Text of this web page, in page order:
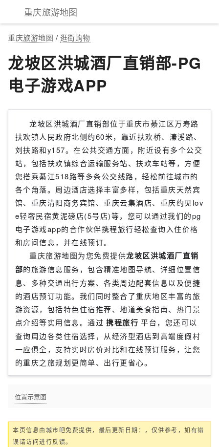
重庆旅游地图
重庆旅游地图 / 逛街购物
龙坡区洪城酒厂直销部-PG
电子游戏APP
龙坡区洪城酒厂直销部位于重庆市綦江区万寿路
扶欢镇人民政府北侧约60米，靠近扶欢桥、溱溪路、
刘扶路和y157。在公共交通方面，附近设有多个公交
站，包括扶欢镇综合运输服务站、扶欢车站等，方便
您搭乘綦江518路等多条公交线路，轻松前往城市的
各个角落。周边酒店选择丰富多样，包括重庆天然宾
馆、重庆清阳商务宾馆、重庆云集酒店、重庆约见lov
e轻奢民宿黄泥磅店(5号店)等，您可以通过我们的pg
电子游戏app的合作伙伴携程旅行轻松查询入住价格
和房间信息，并在线预订。
重庆旅游地图为您免费提供龙坡区洪城酒厂直销
部的旅游信息服务，包含精准地图导航、详细位置信
息、多种交通出行方案、各类周边配套信息以及便捷
的酒店预订功能。我们同时整合了重庆地区丰富的旅
游资源，包括特色住宿推荐、地道美食指南、热门景
点介绍等实用信息。通过 携程旅行 平台，您还可以
查询周边各类住宿选择，从经济型酒店到高端度假村
一应俱全，支持实时房价对比和在线预订服务，让您
的重庆之旅规划更简单、出行更省心。
位置示意图
本页信息由城市吧免费提供，最后更新日期：，仅供参考，如有错
误请访问进行反馈。